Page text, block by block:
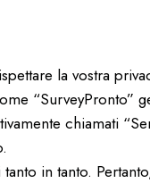
la vostra
chiamati
in tanto.